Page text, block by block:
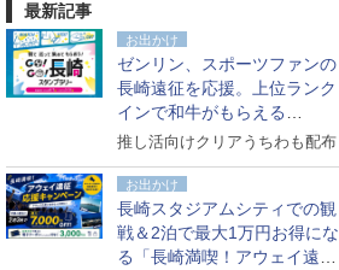
最新記事
お出かけ
ゼンリン、スポーツファンの
長崎遠征を応援。上位ランク
インで和牛がもらえる
「GO！GO！長崎スタンプラ
推し活向けクリアうちわも配布
お出かけ
長崎スタジアムシティでの観
戦＆2泊で最大1万円お得にな
る「長崎満喫！アウェイ遠征